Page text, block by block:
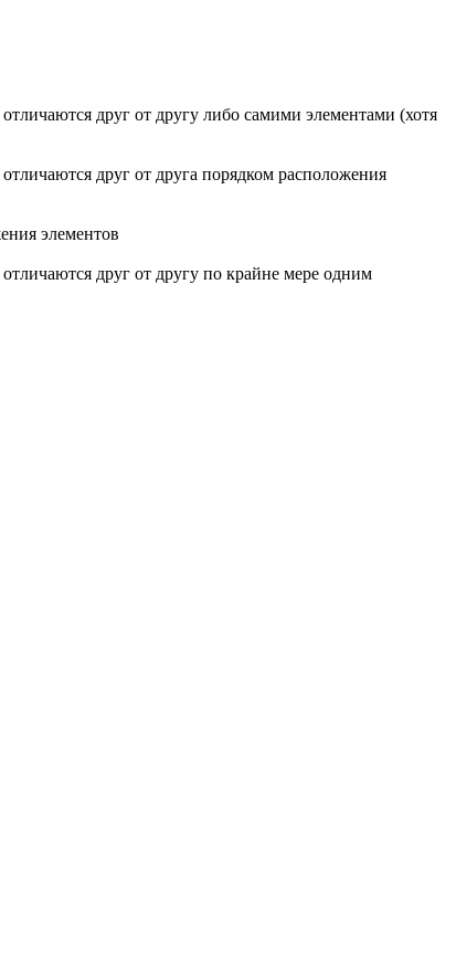
друг от другу либо самими элементами (хотя
друг от друга порядком расположения
элементов
друг от другу по крайне мере одним